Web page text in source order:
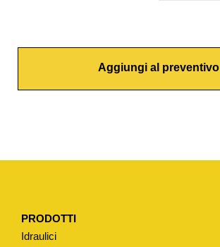
R
W
R
P
O
Aggiungi al preventivo
PRODOTTI
Idraulici